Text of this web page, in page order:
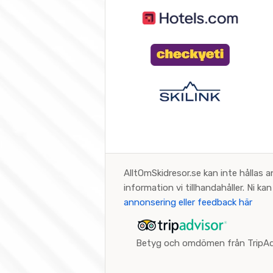
AlltOmSkidresor.se kan inte hållas
information vi tillhandahåller. Ni
annonsering eller feedback här
Betyg och omdömen från